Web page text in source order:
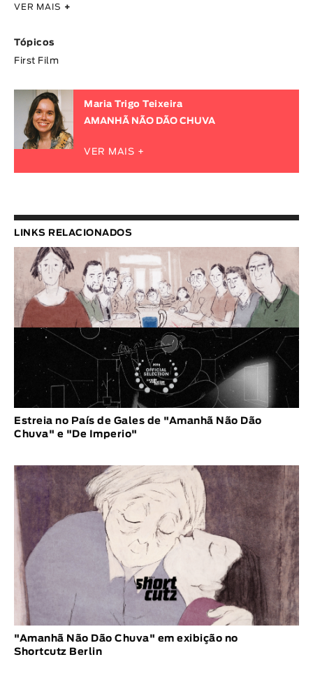
VER MAIS +
Tópicos
First Film
Maria Trigo Teixeira
AMANHÃ NÃO DÃO CHUVA
VER MAIS +
LINKS RELACIONADOS
Estreia no País de Gales de "Amanhã Não Dão
Chuva" e "De Imperio"
"Amanhã Não Dão Chuva" em exibição no
Shortcutz Berlin